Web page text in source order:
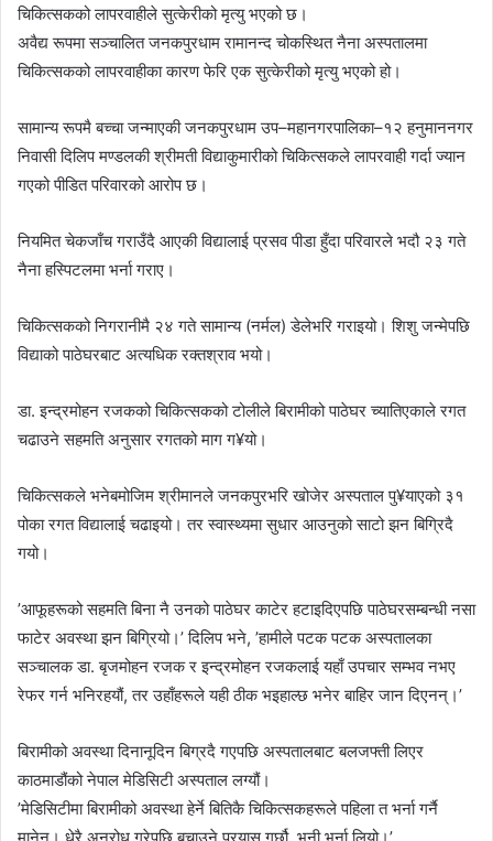
चिकित्सकको लापरवाहीले सुत्केरीको मृत्यु भएको छ।
अवैद्य रूपमा सञ्चालित जनकपुरधाम रामानन्द चोकस्थित नैना अस्पतालमा
चिकित्सकको लापरवाहीका कारण फेरि एक सुत्केरीको मृत्यु भएको हो।
सामान्य रूपमै बच्चा जन्माएकी जनकपुरधाम उप–महानगरपालिका–१२ हनुमाननगर
निवासी दिलिप मण्डलकी श्रीमती विद्याकुमारीको चिकित्सकले लापरवाही गर्दा ज्यान
गएको पीडित परिवारको आरोप छ।
नियमित चेकजाँच गराउँदै आएकी विद्यालाई प्रसव पीडा हुँदा परिवारले भदौ २३ गते
नैना हस्पिटलमा भर्ना गराए।
चिकित्सकको निगरानीमै २४ गते सामान्य (नर्मल) डेलेभरि गराइयो। शिशु जन्मेपछि
विद्याको पाठेघरबाट अत्यधिक रक्तश्राव भयो।
डा. इन्द्रमोहन रजकको चिकित्सकको टोलीले बिरामीको पाठेघर च्यातिएकाले रगत
चढाउने सहमति अनुसार रगतको माग ग¥यो।
चिकित्सकले भनेबमोजिम श्रीमानले जनकपुरभरि खोजेर अस्पताल पु¥याएको ३१
पोका रगत विद्यालाई चढाइयो। तर स्वास्थ्यमा सुधार आउनुको साटो झन बिग्रिदै
गयो।
’आफूहरूको सहमति बिना नै उनको पाठेघर काटेर हटाइदिएपछि पाठेघरसम्बन्धी नसा
फाटेर अवस्था झन बिग्रियो।’ दिलिप भने, ’हामीले पटक पटक अस्पतालका
सञ्चालक डा. बृजमोहन रजक र इन्द्रमोहन रजकलाई यहाँ उपचार सम्भव नभए
रेफर गर्न भनिरहयौं, तर उहाँहरूले यही ठीक भइहाल्छ भनेर बाहिर जान दिएनन्।’
बिरामीको अवस्था दिनानूदिन बिग्रदै गएपछि अस्पतालबाट बलजफ्ती लिएर
काठमाडौंको नेपाल मेडिसिटी अस्पताल लग्यौं।
’मेडिसिटीमा बिरामीको अवस्था हेर्ने बितिकै चिकित्सकहरूले पहिला त भर्ना गर्नै